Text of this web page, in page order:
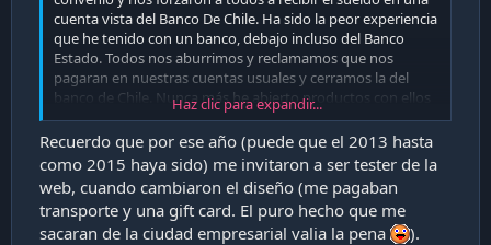
cuenta vista del Banco De Chile. Ha sido la peor experiencia
que he tenido con un banco, debajo incluso del Banco
Estado. Todos nos aburrimos y reclamamos que nos
pagaran en nuestras cuentas usuales y cerramos la del
banco de Chile. Nunca más he abierto productos con ellos
ni pretendo hacerlo en el futuro, no pongo mis lucas en un
sistema tan poco fiable.
Haz clic para expandir...
Recuerdo que por ese año (puede que el 2013 hasta
como 2015 haya sido) me invitaron a ser tester de la
web, cuando cambiaron el diseño (me pagaban
transporte y una gift card. El puro hecho que me
sacaran de la ciudad empresarial valia la pena
).